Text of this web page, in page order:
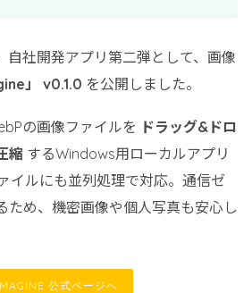
自社開発アプリ第二弾として、画像
」 v0.1.0 を公開しました。
の画像ファイルを ドラッグ&ドロ
縮 するWindows用ローカルアプリ
イルにも並列処理で対応。通信ゼ
ため、機密画像や個人写真も安心し
公式ページへ